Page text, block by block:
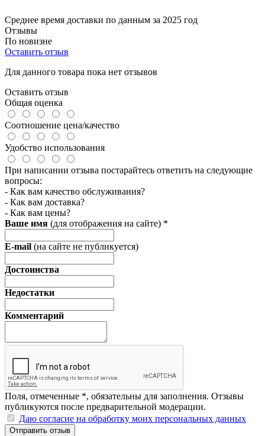
Среднее время доставки по данным за 2025 год
Отзывы
По новизне
Оставить отзыв
Для данного товара пока нет отзывов
Оставить отзыв
Общая оценка
Соотношение цена/качество
Удобство использования
При написании отзыва постарайтесь ответить на следующие
вопросы:
- Как вам качество обслуживания?
- Как вам доставка?
- Как вам цены?
Ваше имя (для отображения на сайте) *
E-mail (на сайте не публикуется)
Достоинства
Недостатки
Комментарий
Поля, отмеченные *, обязательны для заполнения. Отзывы
публикуются после предварительной модерации.
Даю согласие на обработку моих персональных данных
Отправить отзыв